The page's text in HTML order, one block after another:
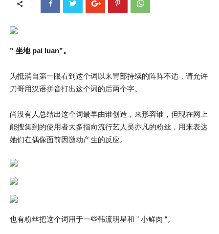
” 坐地 pai luan”。
为抵消自第一眼看到这个词以来胃部持续的阵阵不适，请允许
刀哥用汉语拼音打出这个词的后两个字。
尚没有人总结出这个词最早由谁创造，来形容谁，但现在网上
能搜集到的使用者大多指向流行艺人吴亦凡的粉丝，用来表达
她们在偶像面前因激动产生的反应。
也有粉丝把这个词用于一些韩流明星和 ” 小鲜肉 “。